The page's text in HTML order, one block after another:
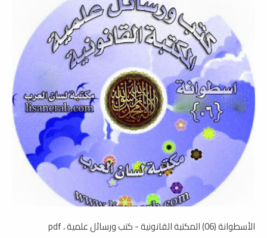
الأسطوانة (06) المكتبة القانونية - كتب ورسائل علمية ، pdf